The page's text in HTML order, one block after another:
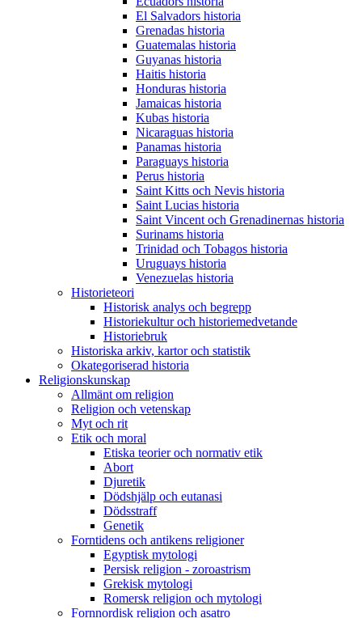
El Salvadors historia
Grenadas historia
Guatemalas historia
Guyanas historia
Haitis historia
Honduras historia
Jamaicas historia
Kubas historia
Nicaraguas historia
Panamas historia
Paraguays historia
Perus historia
Saint Kitts och Nevis historia
Saint Lucias historia
Saint Vincent och Grenadinernas historia
Surinams historia
Trinidad och Tobagos historia
Uruguays historia
Venezuelas historia
Historieteori
Historisk analys och begrepp
Historiekultur och historiemedvetande
Historiebruk
Historiska arkiv, kartor och statistik
Okategoriserad historia
Religionskunskap
Allmänt om religion
Religion och vetenskap
Myt och rit
Etik och moral
Etiska teorier och normativ etik
Abort
Djuretik
Dödshjälp och eutanasi
Dödsstraff
Genetik
Forntidens och antikens religioner
Egyptisk mytologi
Persisk religion - zoroastrism
Grekisk mytologi
Romersk religion och mytologi
Fornnordisk religion och asatro